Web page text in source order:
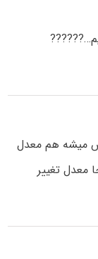
میشه هم معدل
معدل تغییر